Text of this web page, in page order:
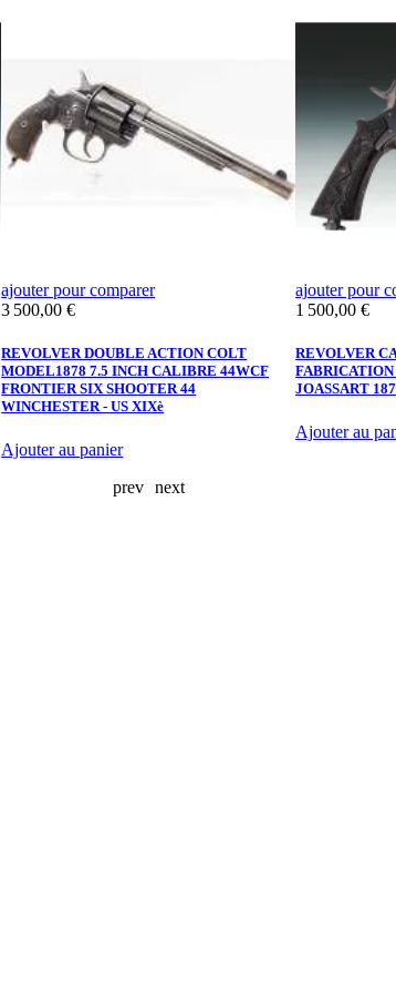
ajouter pour comparer
Prix
3 500,00 €
REVOLVER DOUBLE ACTION COLT
MODEL1878 7.5 INCH CALIBRE 44WCF
FRONTIER SIX SHOOTER 44
WINCHESTER - US XIXè
Ajouter au panier
ajouter pour
Prix
1 500,00 €
REVOLVER
JOASSART
Ajouter au
prev next